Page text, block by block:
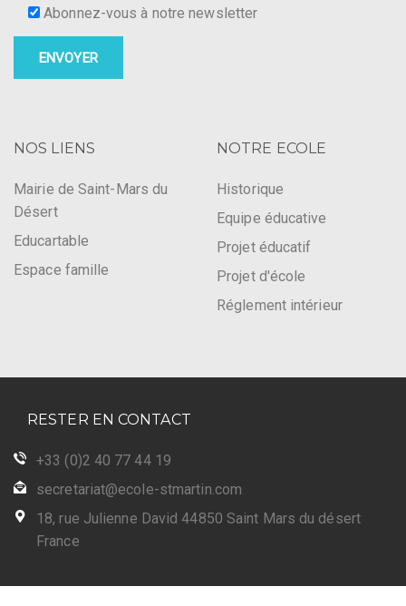
Abonnez-vous à notre newsletter
NOS LIENS
Mairie de Saint-Mars du
Désert
Educartable
Espace famille
NOTRE ECOLE
Historique
Equipe éducative
Projet éducatif
Projet d'école
Réglement intérieur
RESTER EN CONTACT
+33 (0)2 40 77 44 19
secretariat@ecole-stmartin.com
18, rue Julienne David 44850 Saint Mars du désert
France